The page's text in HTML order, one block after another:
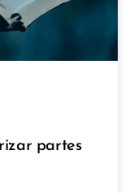
partes